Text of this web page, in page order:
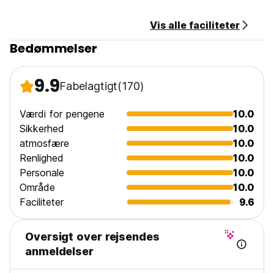
Vis alle faciliteter
Bedømmelser
9.9Fabelagtigt(170)
Værdi for pengene
10.0
Sikkerhed
10.0
atmosfære
10.0
Renlighed
10.0
Personale
10.0
Område
10.0
Faciliteter
9.6
Oversigt over rejsendes
anmeldelser